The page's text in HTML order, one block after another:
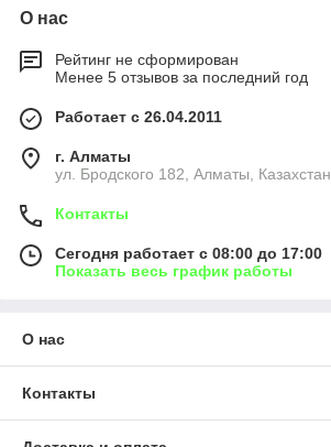
О нас
Рейтинг не сформирован
Менее 5 отзывов за последний год
Работает с 26.04.2011
г. Алматы
ул. Бродского 182, Алматы, Казахстан
Контакты
Сегодня работает с 08:00 до 17:00
Показать весь график работы
О нас
Контакты